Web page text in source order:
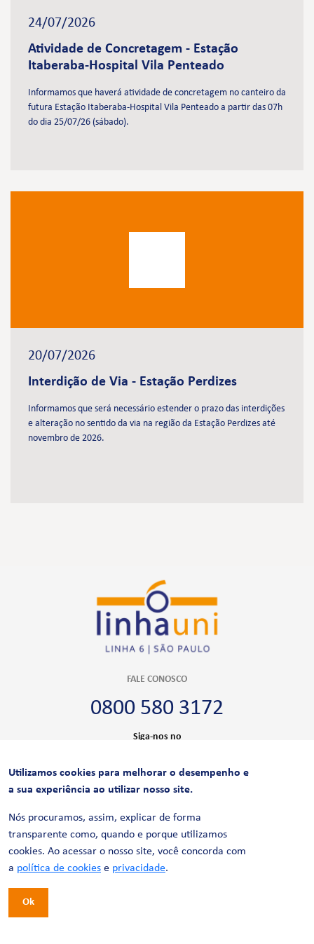
24/07/2026
Atividade de Concretagem - Estação
Itaberaba-Hospital Vila Penteado
Informamos que haverá atividade de concretagem no canteiro da
futura Estação Itaberaba-Hospital Vila Penteado a partir das 07h
do dia 25/07/26 (sábado).
20/07/2026
Interdição de Via - Estação Perdizes
Informamos que será necessário estender o prazo das interdições
e alteração no sentido da via na região da Estação Perdizes até
novembro de 2026.
FALE CONOSCO
0800 580 3172
Siga-nos no
CERTIFICAÇÕES
Utilizamos cookies para melhorar o desempenho e
a sua experiência ao utilizar nosso site.
Nós procuramos, assim, explicar de forma
transparente como, quando e porque utilizamos
cookies. Ao acessar o nosso site, você concorda com
a política de cookies e privacidade.
Ok